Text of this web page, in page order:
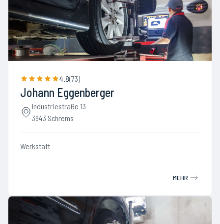
4.8(73)
Johann Eggenberger
Industriestraße 13
3943 Schrems
Werkstatt
MEHR